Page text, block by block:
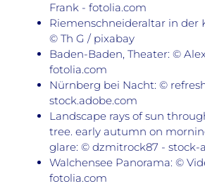
Frank - fotolia.com
Riemenschneideraltar in der
© Th G / pixabay
Baden-Baden, Theater: ©
fotolia.com
Nürnberg bei Nacht: ©
stock.adobe.com
Landscape rays of sun
tree. early autumn on
glare: © dzmitrock87 - stock-
Walchensee Panorama: ©
fotolia.com